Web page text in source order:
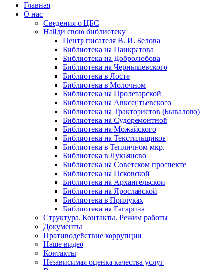
Главная
О нас
Сведения о ЦБС
Найди свою библиотеку
Центр писателя В. И. Белова
Библиотека на Панкратова
Библиотека на Добролюбова
Библиотека на Чернышевского
Библиотека в Лосте
Библиотека в Молочном
Библиотека на Пролетарской
Библиотека на Авксентьевского
Библиотека на Трактористов (Бывалово)
Библиотека на Судоремонтной
Библиотека на Можайского
Библиотека на Текстильщиков
Библиотека в Тепличном мкр.
Библиотека в Лукьяново
Библиотека на Советском проспекте
Библиотека на Псковской
Библиотека на Архангельской
Библиотека на Ярославской
Библиотека в Прилуках
Библиотека на Гагарина
Структура. Контакты. Режим работы
Документы
Противодействие коррупции
Наше видео
Контакты
Независимая оценка качества услуг